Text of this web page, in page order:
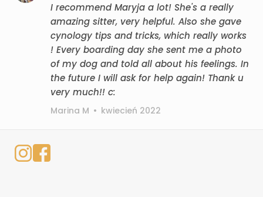
I recommend Maryja a lot! She's a really
amazing sitter, very helpful. Also she gave
cynology tips and tricks, which really works
! Every boarding day she sent me a photo
of my dog and told all about his feelings. In
the future I will ask for help again! Thank u
very much!! c:
Marina M • kwiecień 2022